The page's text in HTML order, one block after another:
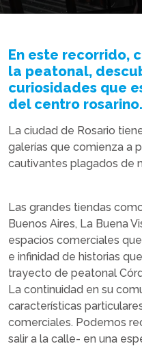
En este recorrido,
la peatonal,
curiosidades que
del centro rosarino.
La ciudad de Rosario
galerías que comienza a
cautivantes plagados de
Las grandes tiendas
Buenos Aires, La Buena
espacios comerciales
e infinidad de historias
trayecto de peatonal
La continuidad en su
características
comerciales. Podemos
salir a la calle- en una